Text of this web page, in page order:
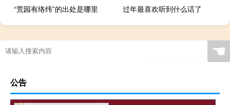
“荒园有络纬”的出处是哪里
过年最喜欢听到什么话了
☚
公告